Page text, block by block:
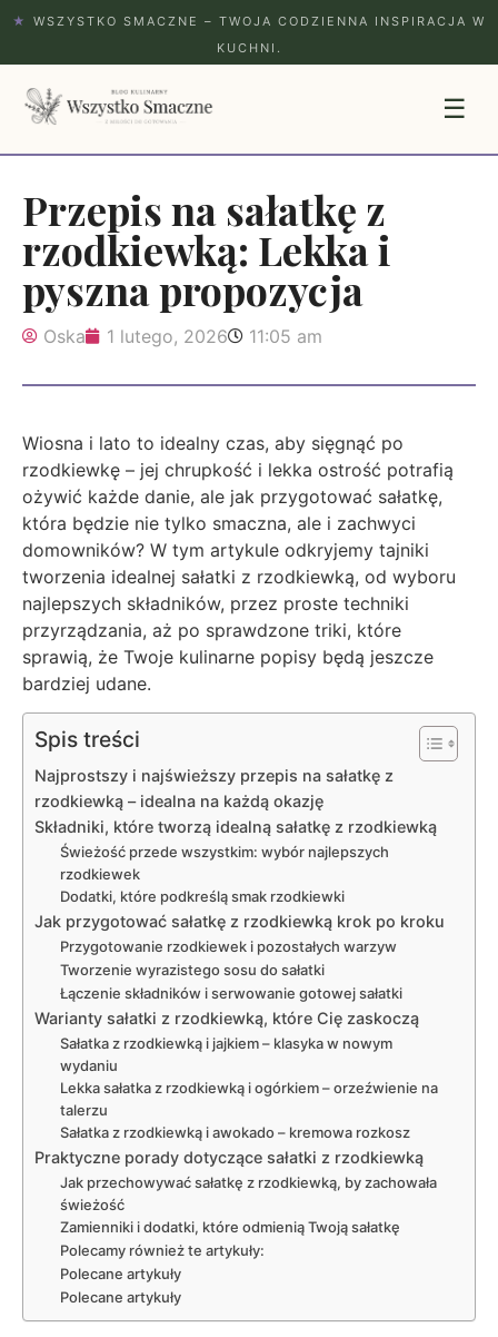
★
WSZYSTKO SMACZNE – TWOJA CODZIENNA INSPIRACJA W
KUCHNI.
☰
Przepis na sałatkę z
rzodkiewką: Lekka i
pyszna propozycja
Oska 1 lutego, 2026 11:05 am
Wiosna i lato to idealny czas, aby sięgnąć po
rzodkiewkę – jej chrupkość i lekka ostrość potrafią
ożywić każde danie, ale jak przygotować sałatkę,
która będzie nie tylko smaczna, ale i zachwyci
domowników? W tym artykule odkryjemy tajniki
tworzenia idealnej sałatki z rzodkiewką, od wyboru
najlepszych składników, przez proste techniki
przyrządzania, aż po sprawdzone triki, które
sprawią, że Twoje kulinarne popisy będą jeszcze
bardziej udane.
Spis treści
Najprostszy i najświeższy przepis na sałatkę z
rzodkiewką – idealna na każdą okazję
Składniki, które tworzą idealną sałatkę z rzodkiewką
Świeżość przede wszystkim: wybór najlepszych
rzodkiewek
Dodatki, które podkreślą smak rzodkiewki
Jak przygotować sałatkę z rzodkiewką krok po kroku
Przygotowanie rzodkiewek i pozostałych warzyw
Tworzenie wyrazistego sosu do sałatki
Łączenie składników i serwowanie gotowej sałatki
Warianty sałatki z rzodkiewką, które Cię zaskoczą
Sałatka z rzodkiewką i jajkiem – klasyka w nowym
wydaniu
Lekka sałatka z rzodkiewką i ogórkiem – orzeźwienie na
talerzu
Sałatka z rzodkiewką i awokado – kremowa rozkosz
Praktyczne porady dotyczące sałatki z rzodkiewką
Jak przechowywać sałatkę z rzodkiewką, by zachowała
świeżość
Zamienniki i dodatki, które odmienią Twoją sałatkę
Polecamy również te artykuły:
Polecane artykuły
Polecane artykuły